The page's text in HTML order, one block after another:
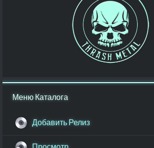
Меню Каталога
Добавить Релиз